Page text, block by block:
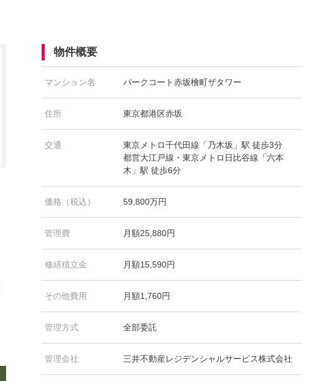
物件概要
マンション名 パークコート赤坂檜町ザタワー
住所 東京都港区赤坂
交通
東京メトロ千代田線「乃木坂」駅 徒歩3分
都営大江戸線・東京メトロ日比谷線「六本
木」駅 徒歩6分
価格（税込） 59,800万円
管理費 月額25,880円
修繕積立金 月額15,590円
その他費用 月額1,760円
管理方式 全部委託
管理会社 三井不動産レジデンシャルサービス株式会社